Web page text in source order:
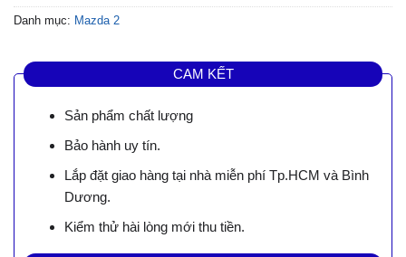
Danh mục: Mazda 2
CAM KẾT
Sản phẩm chất lượng
Bảo hành uy tín.
Lắp đặt giao hàng tại nhà miễn phí Tp.HCM và Bình
Dương.
Kiểm thử hài lòng mới thu tiền.